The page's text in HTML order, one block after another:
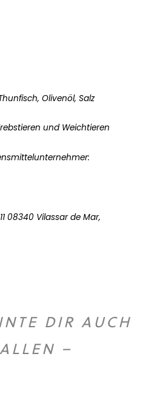
Olivenöl, Salz
und Weichtieren
08340 Vilassar de Mar,
DIR AUCH
–